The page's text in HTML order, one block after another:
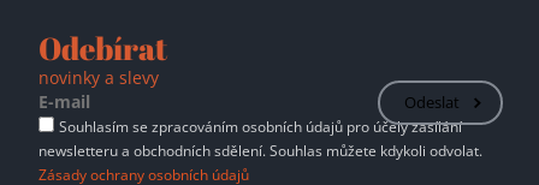
Odebírat
novinky a slevy
Odeslat
Souhlasím se zpracováním osobních údajů pro účely zasílání
newsletteru a obchodních sdělení. Souhlas můžete kdykoli odvolat.
Zásady ochrany osobních údajů